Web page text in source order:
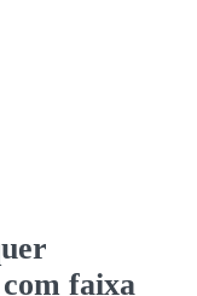
faixa